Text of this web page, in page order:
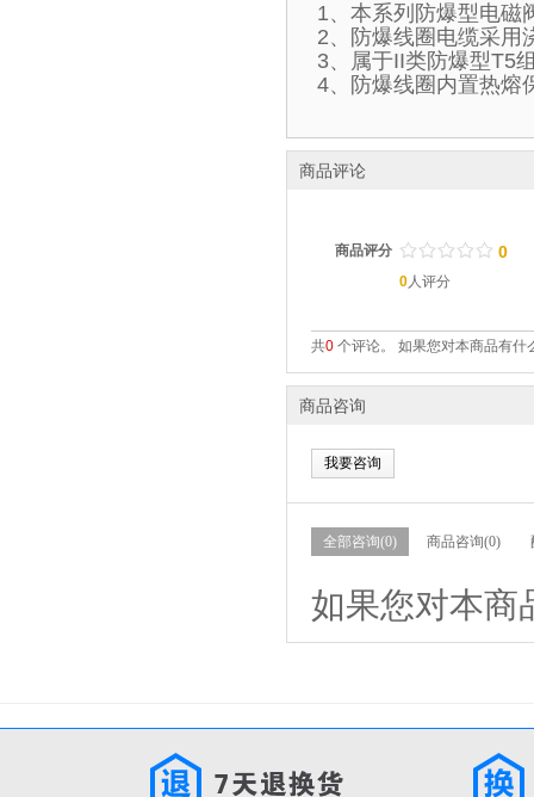
1、本系列防爆型电磁
2、防爆线圈电缆采用
3、属于II类防爆型T5
4、防爆线圈内置热熔
商品评论
商品评分 / / / / /
. . . . . 0
0人评分
共0 个评论。 如果您对本商品有什
商品咨询
我要咨询
全部咨询(0) 商品咨询(0)
如果您对本商